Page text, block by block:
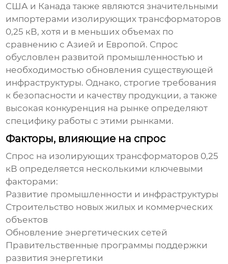
США и Канада также являются значительными
импортерами изолирующих трансформаторов
0,25 кВ, хотя и в меньших объемах по
сравнению с Азией и Европой. Спрос
обусловлен развитой промышленностью и
необходимостью обновления существующей
инфраструктуры. Однако, строгие требования
к безопасности и качеству продукции, а также
высокая конкуренция на рынке определяют
специфику работы с этими рынками.
Факторы, влияющие на спрос
Спрос на изолирующих трансформаторов 0,25
кВ определяется несколькими ключевыми
факторами:
Развитие промышленности и инфраструктуры
Строительство новых жилых и коммерческих
объектов
Обновление энергетических сетей
Правительственные программы поддержки
развития энергетики